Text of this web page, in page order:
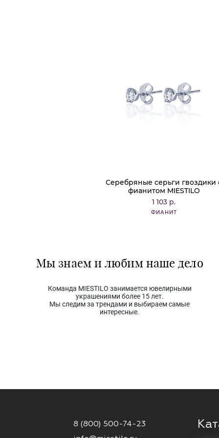
Серебряные серьги гвоздики
фианитом MIESTILO
1 103 р.
ФИАНИТ
Мы знаем и любим наше дело
Команда MIESTILO занимается ювелирными
украшениями более 15 лет.
Мы следим за трендами и выбираем самые
интересные.
8 (800) 500-74-23